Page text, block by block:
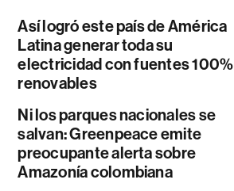
Así logró este país de América
Latina generar toda su
electricidad con fuentes 100%
renovables
Ni los parques nacionales se
salvan: Greenpeace emite
preocupante alerta sobre
Amazonía colombiana